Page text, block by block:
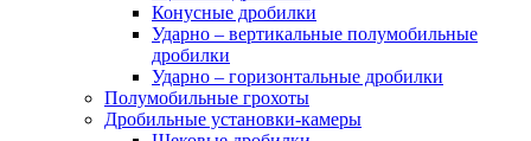
Конусные дробилки
Ударно – вертикальные полумобильные
дробилки
Ударно – горизонтальные дробилки
Полумобильные грохоты
Дробильные установки-камеры